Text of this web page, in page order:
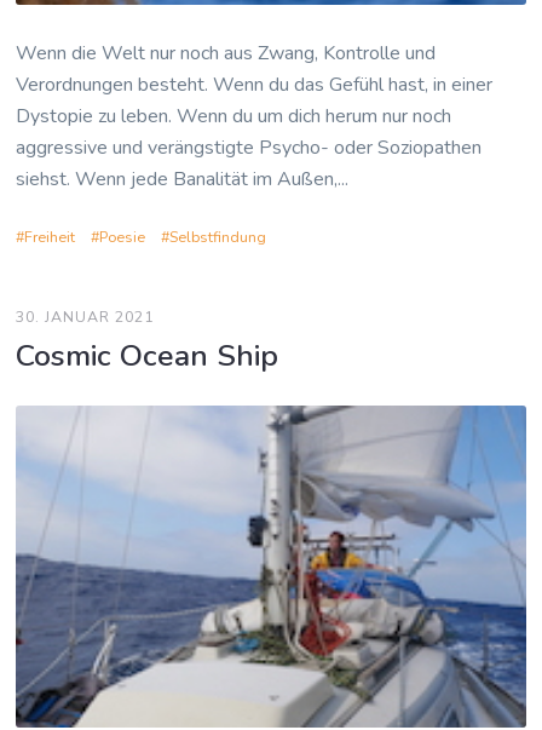
Wenn die Welt nur noch aus Zwang, Kontrolle und
Verordnungen besteht. Wenn du das Gefühl hast, in einer
Dystopie zu leben. Wenn du um dich herum nur noch
aggressive und verängstigte Psycho- oder Soziopathen
siehst. Wenn jede Banalität im Außen,...
Freiheit Poesie Selbstfindung
30. JANUAR 2021
Cosmic Ocean Ship